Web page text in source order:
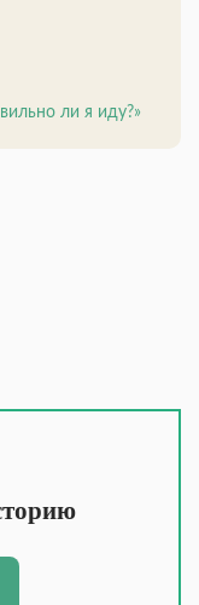
ли я иду?»